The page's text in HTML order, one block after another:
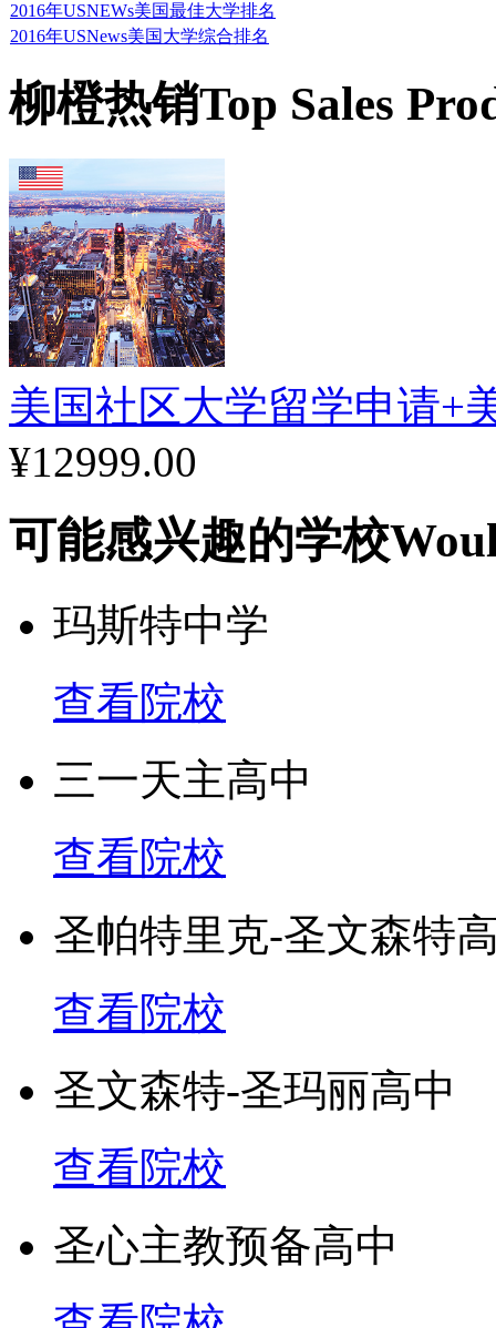
2016年USNEWs美国最佳大学排名
2016年USNews美国大学综合排名
柳橙热销Top Sales
美国社区大学留学申请+
¥12999.00
可能感兴趣的学校
玛斯特中学
查看院校
三一天主高中
查看院校
圣帕特里克-圣文森特
查看院校
圣文森特-圣玛丽高中
查看院校
圣心主教预备高中